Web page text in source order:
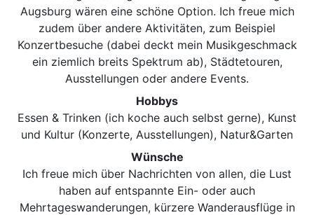
Augsburg wären eine schöne Option. Ich freue mich
zudem über andere Aktivitäten, zum Beispiel
Konzertbesuche (dabei deckt mein Musikgeschmack
ein ziemlich breits Spektrum ab), Städtetouren,
Ausstellungen oder andere Events.
Hobbys
Essen & Trinken (ich koche auch selbst gerne), Kunst
und Kultur (Konzerte, Ausstellungen), Natur&Garten
Wünsche
Ich freue mich über Nachrichten von allen, die Lust
haben auf entspannte Ein- oder auch
Mehrtageswanderungen, kürzere Wanderausflüge in